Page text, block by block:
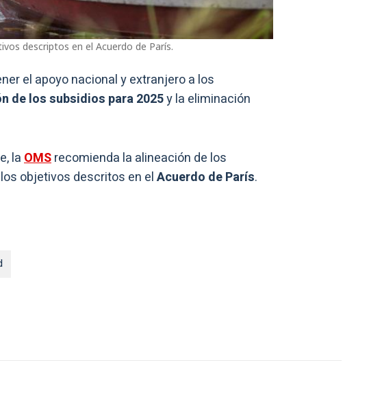
descriptos en el Acuerdo de París.
el apoyo nacional y extranjero a los
de los subsidios para 2025y la eliminación
laOMSrecomienda la alineación de los
objetivos descritos en elAcuerdo de París.